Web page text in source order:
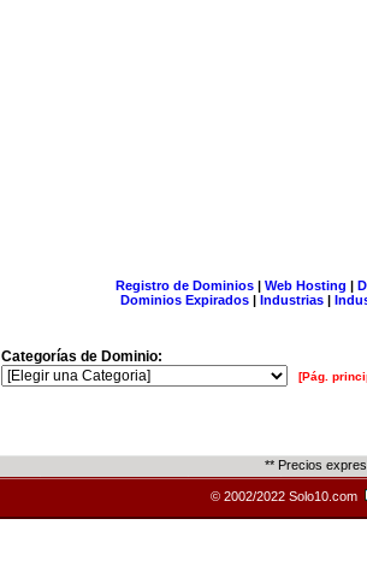
Registro de Dominios| Web Hosting |
Dominios Expirados | Industrias |
Categorías de Dominio:
[Pág.
** Precios
© 2002/2022 Solo10.com